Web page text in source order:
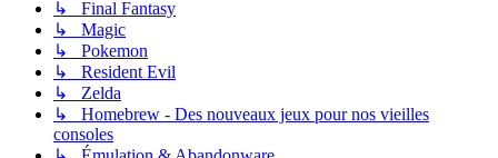
↳ Final Fantasy
↳ Magic
↳ Pokemon
↳ Resident Evil
↳ Zelda
↳ Homebrew - Des nouveaux jeux pour nos vieilles
consoles